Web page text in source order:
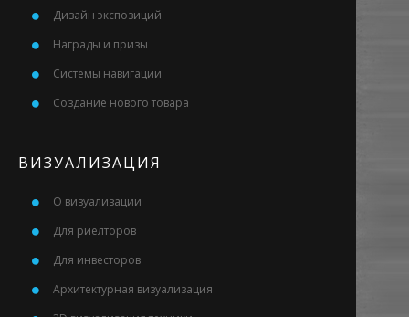
Дизайн экспозиций
Награды и призы
Системы навигации
Создание нового товара
ВИЗУАЛИЗАЦИЯ
О визуализации
Для риелторов
Для инвесторов
Архитектурная визуализация